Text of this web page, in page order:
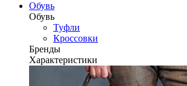
Обувь
Обувь
Туфли
Кроссовки
Бренды
Характеристики